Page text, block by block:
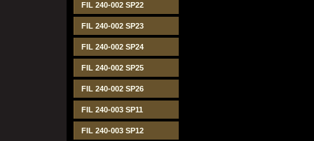
FIL 240-002 SP22
FIL 240-002 SP23
FIL 240-002 SP24
FIL 240-002 SP25
FIL 240-002 SP26
FIL 240-003 SP11
FIL 240-003 SP12